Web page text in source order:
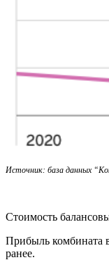
Источник: база данных
Стоимость
Прибыль комбината
ранее.